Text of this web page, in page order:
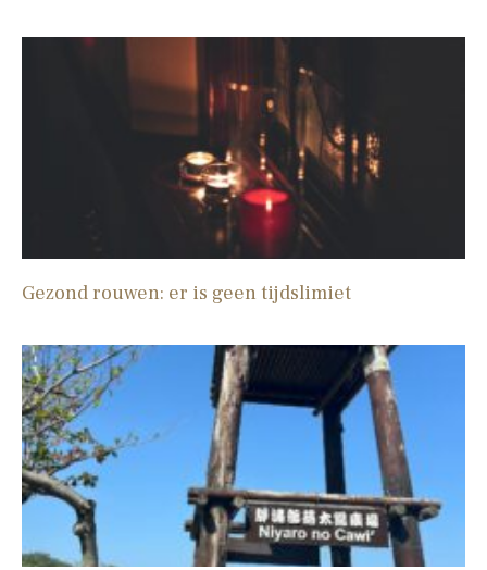
Gezond rouwen: er is geen tijdslimiet